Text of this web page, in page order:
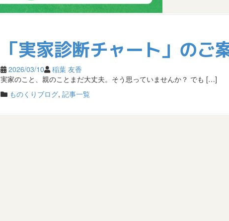
「実家診断チャート」のご
2026/03/10
稲葉 友香
実家のこと、親のことまだ大丈夫。そう思っていませんか？ でも […]
ものくりブログ, 記事一覧